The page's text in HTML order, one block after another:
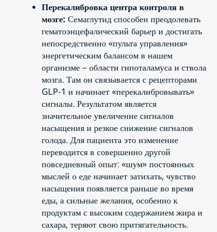
Перекалибровка центра контроля в
мозге: Семаглутид способен преодолевать
гематоэнцефалический барьер и достигать
непосредственно «пульта управления»
энергетическим балансом в нашем
организме – области гипоталамуса и ствола
мозга. Там он связывается с рецепторами
GLP-1 и начинает «перекалибровывать»
сигналы. Результатом является
значительное увеличение сигналов
насыщения и резкое снижение сигналов
голода. Для пациента это изменение
переводится в совершенно другой
повседневный опыт: «шум» постоянных
мыслей о еде начинает затихать, чувство
насыщения появляется раньше во время
еды, а сильные желания, особенно к
продуктам с высоким содержанием жира и
сахара, теряют свою притягательность.